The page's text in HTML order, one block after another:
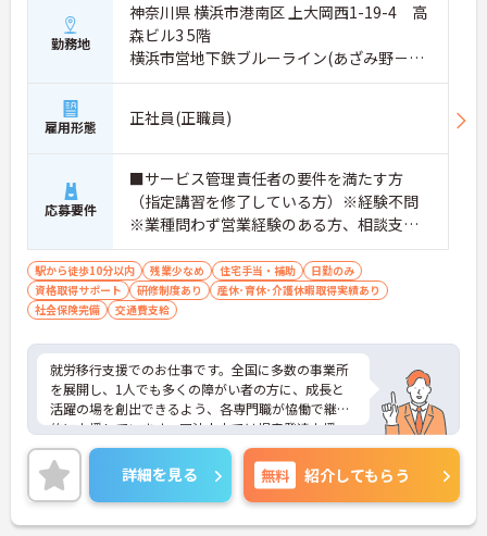
勤務地
神奈川県 横浜市港南区 上大岡西1-19-4 高
森ビル3 5階
横浜市営地下鉄ブルーライン(あざみ野－湘
南台)「港南中央駅」徒歩12分
雇用形態 正社員(正職員)
応募要件
■サービス管理責任者の要件を満たす方
（指定講習を修了している方）※経験不問
※業種問わず営業経験のある方、相談支
援・直接支援の経験がある方歓迎
駅から徒歩10分以内 残業少なめ 住宅手当・補助
日勤のみ
資格取得サポート
研修制度あり
産休･育休･介護休暇取得実績あり
社会保険完備
交通費支給
就労移行支援でのお仕事です。全国に多数の事業所
を展開し、1人でも多くの障がい者の方に、成長と
活躍の場を創出できるよう、各専門職が恊働で継続
的に支援しています。同法人内では児童発達支援、
放課後等デイサービスも展開しており安定感も抜群
です。
ご興味ある方には、面接対策ポイントなど、さらに
詳細をお話しいたしますのでお気軽にご相談くださ
い！
詳細を見る 無料 紹介してもらう